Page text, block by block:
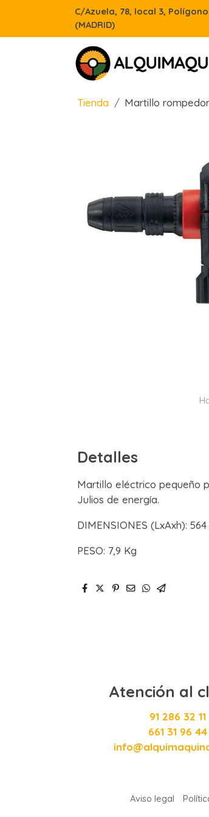
C/Azuela, 78, local 3,
(MADRID)
Tienda Martillo
Detalles
Martillo eléctrico pequeño
Julios de energía.
DIMENSIONES (LxAxh):
PESO: 7,9 Kg
Atención al
91 286 32 11
661 31 96 44
Aviso legal